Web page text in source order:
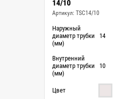
14/10
Артикул: TSC14/10
Наружный
диаметр трубки
(мм)
14
Внутренний
диаметр трубки
(мм)
10
Цвет